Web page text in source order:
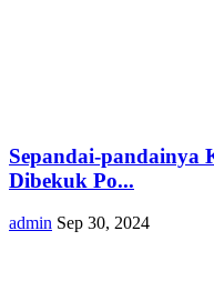
Sepandai-pandainya
Dibekuk Po...
admin Sep 30, 2024